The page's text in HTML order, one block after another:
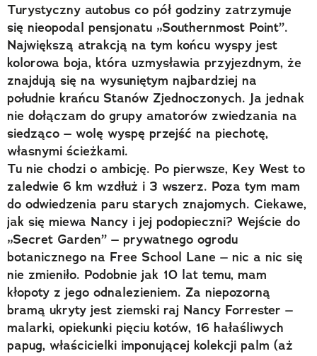
Polecane
Turystyczny autobus co pół godziny zatrzymuje
się nieopodal pensjonatu „Southernmost Point”.
Największą atrakcją na tym końcu wyspy jest
kolorowa boja, która uzmysławia przyjezdnym, że
znajdują się na wysuniętym najbardziej na
południe krańcu Stanów Zjednoczonych. Ja jednak
nie dołączam do grupy amatorów zwiedzania na
siedząco – wolę wyspę przejść na piechotę,
własnymi ścieżkami.
Tu nie chodzi o ambicję. Po pierwsze, Key West to
zaledwie 6 km wzdłuż i 3 wszerz. Poza tym mam
do odwiedzenia paru starych znajomych. Ciekawe,
jak się miewa Nancy i jej podopieczni? Wejście do
„Secret Garden” – prywatnego ogrodu
botanicznego na Free School Lane – nic a nic się
nie zmieniło. Podobnie jak 10 lat temu, mam
kłopoty z jego odnalezieniem. Za niepozorną
bramą ukryty jest ziemski raj Nancy Forrester –
malarki, opiekunki pięciu kotów, 16 hałaśliwych
papug, właścicielki imponującej kolekcji palm (aż